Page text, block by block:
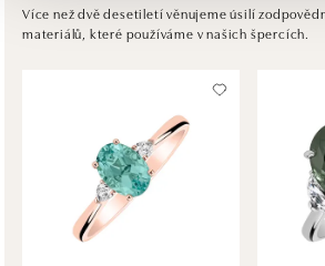
ALO diamonds Westfield
Chlumecká 765/6, 198 19 Praha 9
dnes otevřeno do 21:00
ALO diamonds, Westfield,
Roztylská 2321/19, 148 00 Praha 4 - Chodov
tel.: +420 773 585 559, +420 730 802 800
dnes otevřeno do 21:00
Více než dvě desetiletí věnujeme úsilí
materiálů, které používáme v našich špercích.